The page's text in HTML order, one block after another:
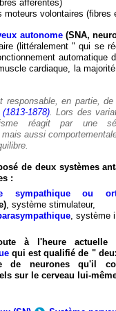
afférentes)
moteurs volontaires (fibres
autonome(SNA,
(littéralement " qui se
automatique
cardiaque, la
responsable, en partie,
1878). Lors des
réagit par une
aussi
de deux systèmes
:
sympathique ou
, système stimulateur,
, système
à l'heure actuelle
qui est qualifié de "
de neurones qu'il
sur le cerveau lui-